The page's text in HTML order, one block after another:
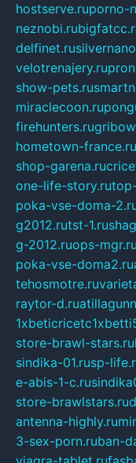
hostserve.ruporno-
neznobi.ru
delfinet.ru
velotrenajery.ru
show-pets.ru
miraclecoon.ru
firehunters.ru
hometown-france.ru
shop-garena.ru
one-life-story.ru
poka-vse-doma-
g2012.rutst-1.ru
g-2012.ruops-mgr.ru
poka-vse-doma2.ru
tehosmotre.ru
raytor-d.ru
store-brawl-stars.ru
sindika-01.rusp-
e-abis-1-c.ru
store-brawlstars.ru
antenna-highly.ru
3-sex-porn.ruban-